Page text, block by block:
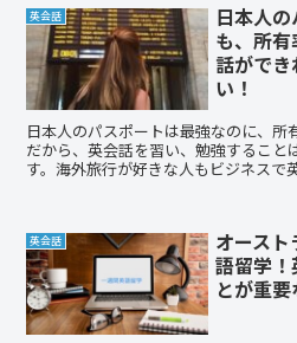
英会話
日本人
も、所
話がで
い！
日本人のパスポートは最強なのに、所
だから、英会話を習い、勉強すること
す。海外旅行が好きな人もビジネスで
英会話
オース
語留学！
とが重